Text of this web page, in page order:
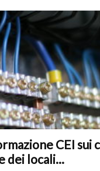
CEI sui
dei locali...